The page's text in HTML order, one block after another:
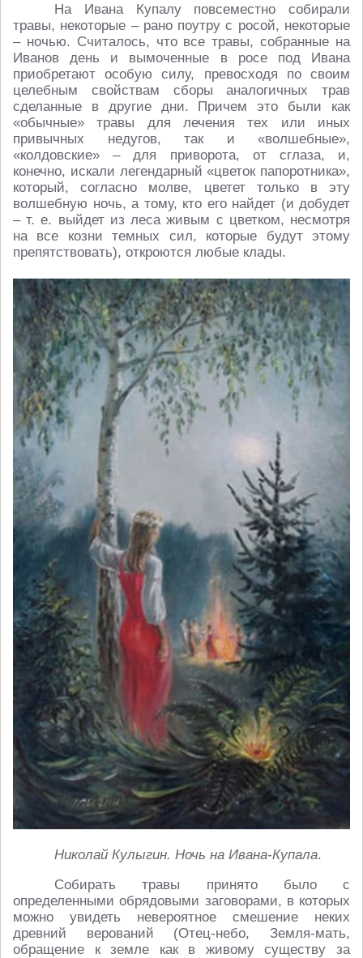
На Ивана Купалу повсеместно собирали
травы, некоторые – рано поутру с росой, некоторые
– ночью. Считалось, что все травы, собранные на
Иванов день и вымоченные в росе под Ивана
приобретают особую силу, превосходя по своим
целебным свойствам сборы аналогичных трав
сделанные в другие дни. Причем это были как
«обычные» травы для лечения тех или иных
привычных недугов, так и «волшебные»,
«колдовские» – для приворота, от сглаза, и,
конечно, искали легендарный «цветок папоротника»,
который, согласно молве, цветет только в эту
волшебную ночь, а тому, кто его найдет (и добудет
– т. е. выйдет из леса живым с цветком, несмотря
на все козни темных сил, которые будут этому
препятствовать), откроются любые клады.
Николай Кулыгин. Ночь на Ивана-Купала.
Собирать травы принято было с
определенными обрядовыми заговорами, в которых
можно увидеть невероятное смешение неких
древний верований (Отец-небо, Земля-мать,
обращение к земле как в живому существу за